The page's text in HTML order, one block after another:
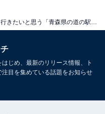
じめ、最新のリリース情報、ト
目を集めている話題をお知らせ